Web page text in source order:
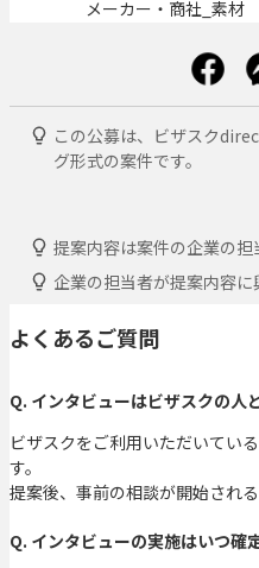
メーカー・商社_素材
この公募は、ビザスク
グ形式の案件です。
提案内容は案件の企業の担
企業の担当者が提案内容に
よくあるご質問
Q. インタビューはビザスクの人
ビザスクをご利用いただいてい
す。
提案後、事前の相談が開始され
Q. インタビューの実施はいつ確